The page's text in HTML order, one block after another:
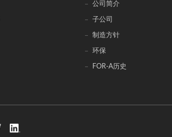
公司简介
子公司
制造方针
环保
FOR-A历史